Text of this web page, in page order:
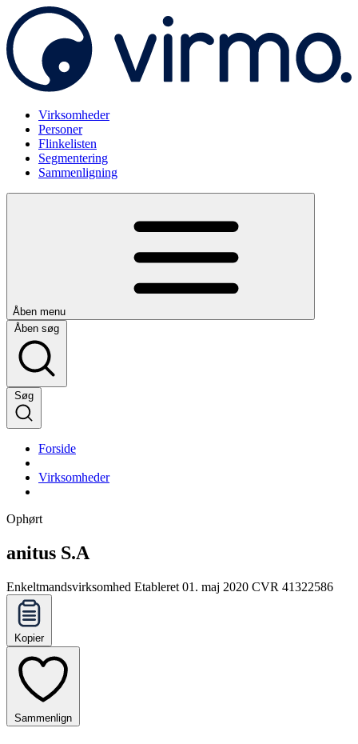
Virksomheder
Personer
Flinkelisten
Segmentering
Sammenligning
Åben menu
Åben søg
Søg
Forside
Virksomheder
Ophørt
anitus S.A
Enkeltmandsvirksomhed Etableret 01. maj 2020 CVR 41322586
Kopier
Sammenlign